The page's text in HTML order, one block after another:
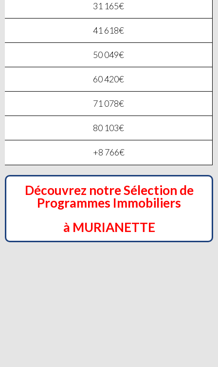
31 165€
41 618€
50 049€
60 420€
71 078€
80 103€
+8 766€
Découvrez notre Sélection de
Programmes Immobiliers
à MURIANETTE